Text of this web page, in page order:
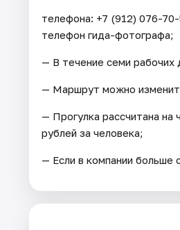
телефона: +7 (912) 076-
телефон гида-фотографа;
— В течение семи рабочих
— Маршрут можно
— Прогулка рассчитана на
рублей за человека;
— Если в компании больше